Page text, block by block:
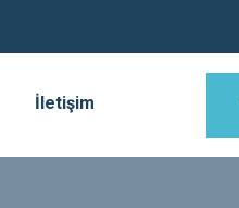
İletişim